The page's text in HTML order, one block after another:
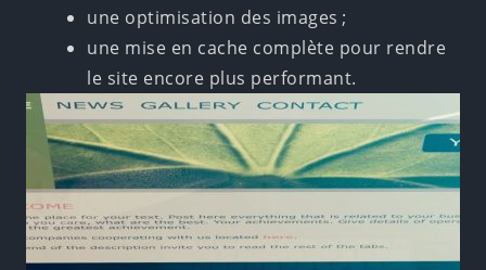
une optimisation des images ;
une mise en cache complète pour rendre
le site encore plus performant.